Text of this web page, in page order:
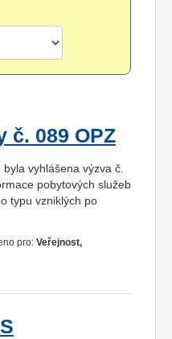
č. 089 OPZ
vyhlášena výzva č.
pobytových služeb
typu vzniklých po
pro: Veřejnost,